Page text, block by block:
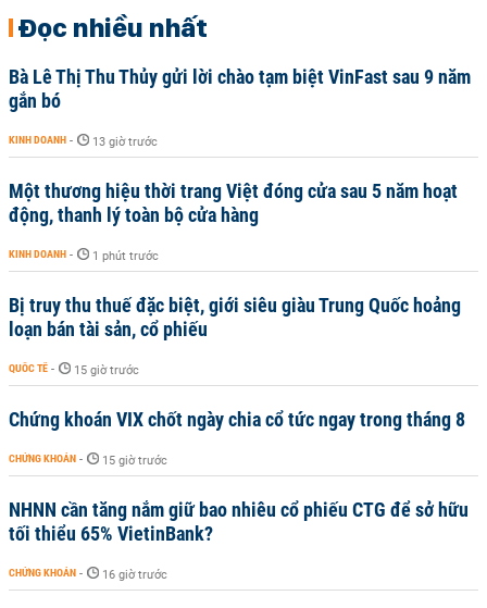
Đọc nhiều nhất
Bà Lê Thị Thu Thủy gửi lời chào tạm biệt VinFast sau 9 năm
gắn bó
KINH DOANH - 13 giờ trước
Một thương hiệu thời trang Việt đóng cửa sau 5 năm hoạt
động, thanh lý toàn bộ cửa hàng
KINH DOANH - 1 phút trước
Bị truy thu thuế đặc biệt, giới siêu giàu Trung Quốc hoảng
loạn bán tài sản, cổ phiếu
QUỐC TẾ - 15 giờ trước
Chứng khoán VIX chốt ngày chia cổ tức ngay trong tháng 8
CHỨNG KHOÁN - 15 giờ trước
NHNN cần tăng nắm giữ bao nhiêu cổ phiếu CTG để sở hữu
tối thiểu 65% VietinBank?
CHỨNG KHOÁN - 16 giờ trước